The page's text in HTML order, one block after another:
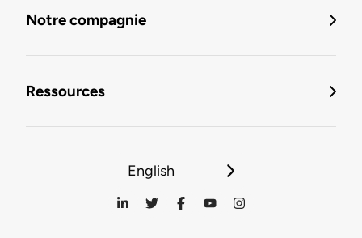
Notre compagnie
Ressources
English